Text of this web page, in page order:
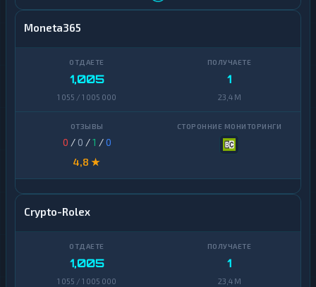
Moneta365
1,005
1 055 / 1 005 000
1
23,4 M
0 / 0 /1 /0
4,8 ★
Crypto-Rolex
1,005
1 055 / 1 005 000
1
23,4 M